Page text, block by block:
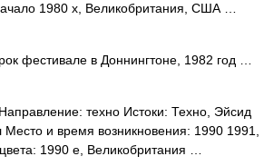
1980 х, Великобритания, США …
фестивале в Доннингтоне, 1982 год …
техно Истоки: Техно, Эйсид
Место и время возникновения: 1990 1991,
1990 е, Великобритания …